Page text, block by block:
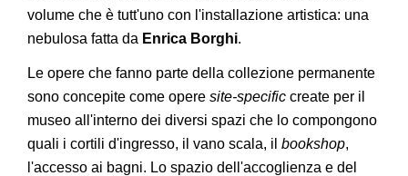
volume che è tutt'uno con l'installazione artistica: una
nebulosa fatta da Enrica Borghi.
Le opere che fanno parte della collezione permanente
sono concepite come opere site-specific create per il
museo all'interno dei diversi spazi che lo compongono
quali i cortili d'ingresso, il vano scala, il bookshop,
l'accesso ai bagni. Lo spazio dell'accoglienza e del